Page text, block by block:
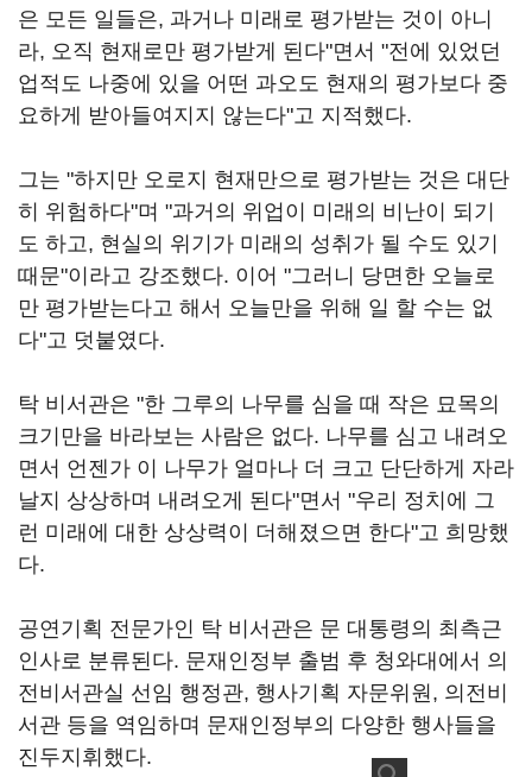
은 모든 일들은, 과거나 미래로 평가받는 것이 아니
라, 오직 현재로만 평가받게 된다"면서 "전에 있었던
업적도 나중에 있을 어떤 과오도 현재의 평가보다 중
요하게 받아들여지지 않는다"고 지적했다.
그는 "하지만 오로지 현재만으로 평가받는 것은 대단
히 위험하다"며 "과거의 위업이 미래의 비난이 되기
도 하고, 현실의 위기가 미래의 성취가 될 수도 있기
때문"이라고 강조했다. 이어 "그러니 당면한 오늘로
만 평가받는다고 해서 오늘만을 위해 일 할 수는 없
다"고 덧붙였다.
탁 비서관은 "한 그루의 나무를 심을 때 작은 묘목의
크기만을 바라보는 사람은 없다. 나무를 심고 내려오
면서 언젠가 이 나무가 얼마나 더 크고 단단하게 자라
날지 상상하며 내려오게 된다"면서 "우리 정치에 그
런 미래에 대한 상상력이 더해졌으면 한다"고 희망했
다.
공연기획 전문가인 탁 비서관은 문 대통령의 최측근
인사로 분류된다. 문재인정부 출범 후 청와대에서 의
전비서관실 선임 행정관, 행사기획 자문위원, 의전비
서관 등을 역임하며 문재인정부의 다양한 행사들을
진두지휘했다.